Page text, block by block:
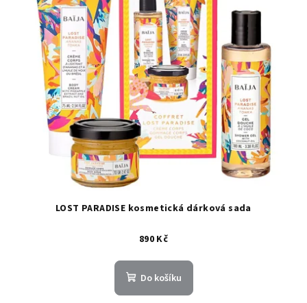
LOST PARADISE kosmetická dárková sada
890 Kč
Do košíku